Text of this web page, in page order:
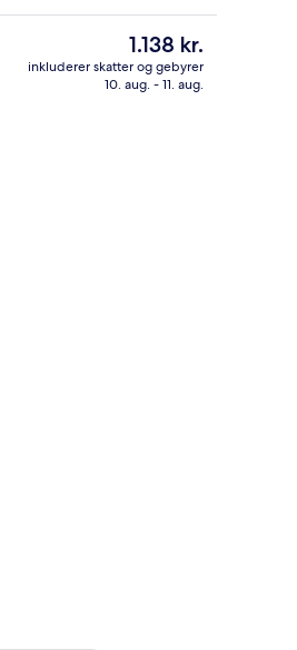
Den
nuværende
pris
1.138 kr.
inkluderer skatter og gebyrer
10. aug. - 11. aug.